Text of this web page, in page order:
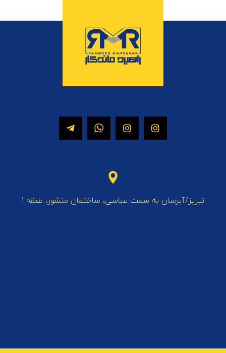
تبریز/آبرسان به سمت عباسی، ساختمان منشور، طبقه 1